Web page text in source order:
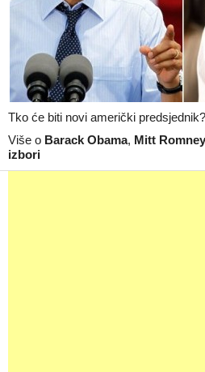
Tko će biti novi američki
Više o Barack Obama, Mitt Romney
izbori